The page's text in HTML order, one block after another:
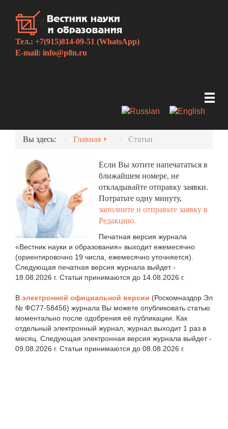
Тел.: +7(915)814-09-51 (WhatsApp)
E-mail: info@p8n.ru
Вы здесь: Главная Статьи
Если Вы хотите напечататься в
ближайшем номере, не
откладывайте отправку заявки.
Потратьте одну минуту,
заполните и отправьте заявку в
Редакцию.
Печатная версия журнала
«Вестник науки и образования» выходит ежемесячно
(ориентировочно 19 числа, ежемесячно уточняется).
Следующая печатная версия журнала выйдет -
18.08.2026 г. Статьи принимаются до 14.08.2026 г.
В электронной официальной версии (Роскомназдор Эл
№ ФС77-58456) журнала Вы можете опубликовать статью
моментально после одобрения её публикации. Как
отдельный электронный журнал, журнал выходит 1 раз в
месяц. Следующая электронная версия журнала выйдет -
09.08.2026 г. Статьи принимаются до 08.08.2026 г.